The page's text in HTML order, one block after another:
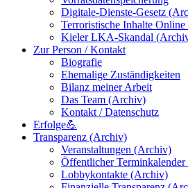
Digitale-Dienste-Gesetz
Terroristische Inhalte
Kieler LKA-Skandal
Zur Person / Kontakt
Biografie
Ehemalige Zuständigkeiten
Bilanz meiner Arbeit
Das Team (Archiv)
Kontakt / Datenschutz
Erfolge💪
Transparenz (Archiv)
Veranstaltungen (Archiv)
Öffentlicher
Lobbykontakte (Archiv)